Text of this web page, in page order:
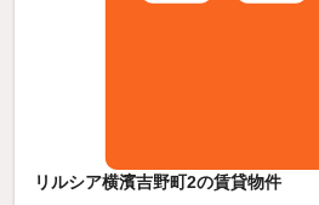
リルシア横濱吉野町2の賃貸物件